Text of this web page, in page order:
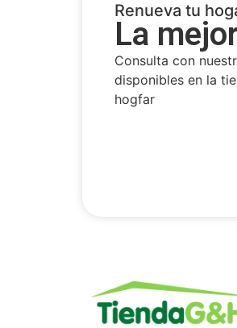
Renueva tu
La
Consulta con
disponibles en la
hogfar